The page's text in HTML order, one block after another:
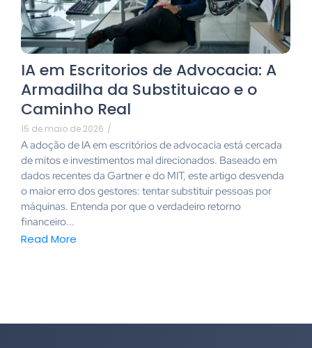
IA em Escritorios de Advocacia: A
Armadilha da Substituicao e o
Caminho Real
15 de maio de 2026 /
A adoção de IA em escritórios de advocacia está cercada
de mitos e investimentos mal direcionados. Baseado em
dados recentes da Gartner e do MIT, este artigo desvenda
o maior erro dos gestores: tentar substituir pessoas por
máquinas. Entenda por que o verdadeiro retorno
financeiro...
Read More